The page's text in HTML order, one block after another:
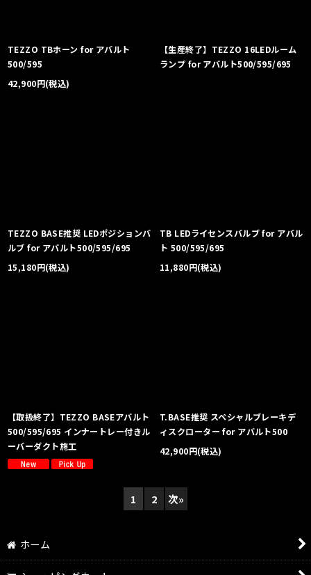
TEZZO TBホーン for アバルト
500/595
42,900円(税込)
【生産終了】TEZZO 16LEDルーム
ランプ for アバルト500/595/695
TEZZO BASE推奨 LEDポジションバ
ルブ for アバルト500/595/695
15,180円(税込)
TB LEDライセンスバルブ for アバル
ト 500/595/695
11,880円(税込)
【取扱終了】TEZZO BASEアバルト
500/595/695 インナートレー付きル
ーバーダクト施工
T.BASE推奨 スペシャルブレーキデ
ィスクローター for アバルト500
42,900円(税込)
1 2 次»
ホーム